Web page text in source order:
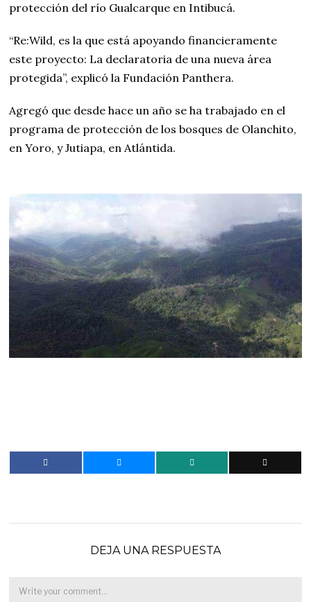
protección del río Gualcarque en Intibucá.
“Re:Wild, es la que está apoyando financieramente
este proyecto: La declaratoria de una nueva área
protegida”, explicó la Fundación Panthera.
Agregó que desde hace un año se ha trabajado en el
programa de protección de los bosques de Olanchito,
en Yoro, y Jutiapa, en Atlántida.
DEJA UNA RESPUESTA